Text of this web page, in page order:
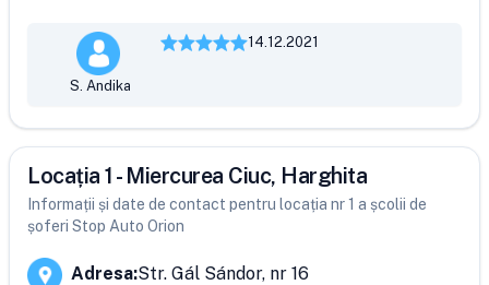
S. Andika
14.12.2021
Locația 1 - Miercurea Ciuc, Harghita
Informații și date de contact pentru locația nr 1 a școlii de
șoferi Stop Auto Orion
Adresa:Str. Gál Sándor, nr 16